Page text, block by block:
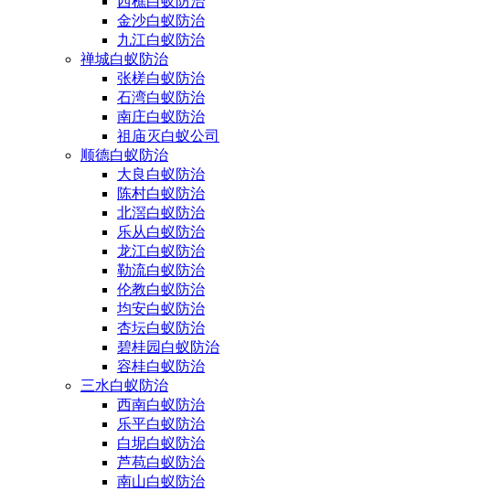
金沙白蚁防治
九江白蚁防治
禅城白蚁防治
张槎白蚁防治
石湾白蚁防治
南庄白蚁防治
祖庙灭白蚁公司
顺德白蚁防治
大良白蚁防治
陈村白蚁防治
北滘白蚁防治
乐从白蚁防治
龙江白蚁防治
勒流白蚁防治
伦教白蚁防治
均安白蚁防治
杏坛白蚁防治
碧桂园白蚁防治
容桂白蚁防治
三水白蚁防治
西南白蚁防治
乐平白蚁防治
白坭白蚁防治
芦苞白蚁防治
南山白蚁防治